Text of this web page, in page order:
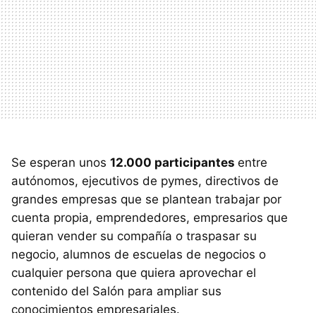
Se esperan unos 12.000 participantes entre
autónomos, ejecutivos de pymes, directivos de
grandes empresas que se plantean trabajar por
cuenta propia, emprendedores, empresarios que
quieran vender su compañía o traspasar su
negocio, alumnos de escuelas de negocios o
cualquier persona que quiera aprovechar el
contenido del Salón para ampliar sus
conocimientos empresariales.